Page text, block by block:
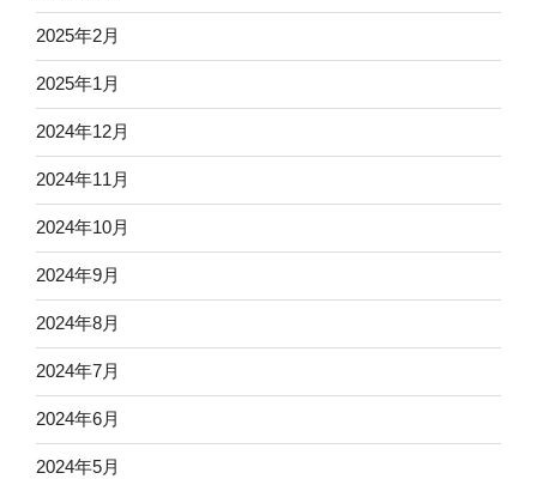
2025年2月
2025年1月
2024年12月
2024年11月
2024年10月
2024年9月
2024年8月
2024年7月
2024年6月
2024年5月